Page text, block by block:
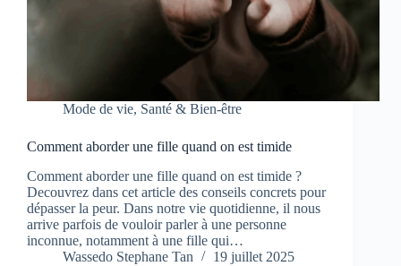
Mode de vie, Santé & Bien-être
Comment aborder une fille quand on est timide
Comment aborder une fille quand on est timide ?
Decouvrez dans cet article des conseils concrets pour
dépasser la peur. Dans notre vie quotidienne, il nous
arrive parfois de vouloir parler à une personne
inconnue, notamment à une fille qui…
Wassedo Stephane Tan
19 juillet 2025